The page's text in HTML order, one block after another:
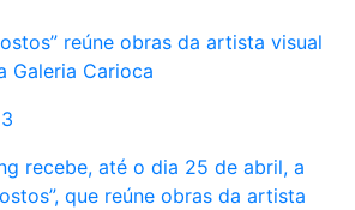
reúne obras da artista visual
Galeria Carioca
recebe, até o dia 25 de abril, a
que reúne obras da artista